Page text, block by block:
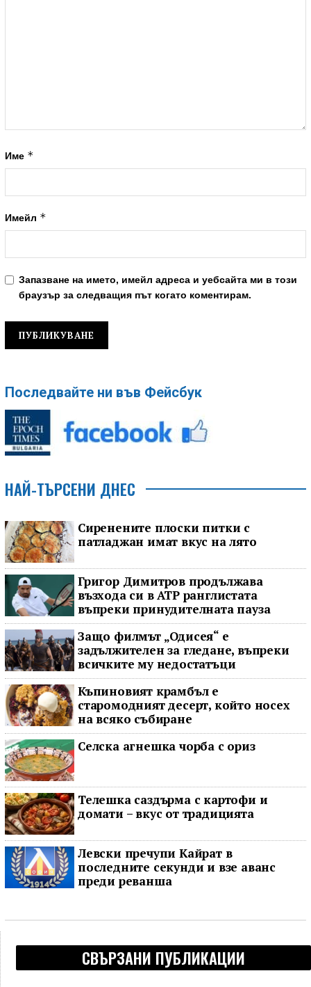
Име *
Имейл *
Запазване на името, имейл адреса и уебсайта ми в този
браузър за следващия път когато коментирам.
Последвайте ни във Фейсбук
НАЙ-ТЪРСЕНИ ДНЕС
Сиренените плоски питки с
патладжан имат вкус на лято
Григор Димитров продължава
възхода си в ATP ранглистата
въпреки принудителната пауза
Защо филмът „Одисея“ е
задължителен за гледане, въпреки
всичките му недостатъци
Къпиновият крамбъл е
старомодният десерт, който носех
на всяко събиране
Селска агнешка чорба с ориз
Телешка саздърма с картофи и
домати – вкус от традицията
Левски пречупи Кайрат в
последните секунди и взе аванс
преди реванша
СВЪРЗАНИ ПУБЛИКАЦИИ